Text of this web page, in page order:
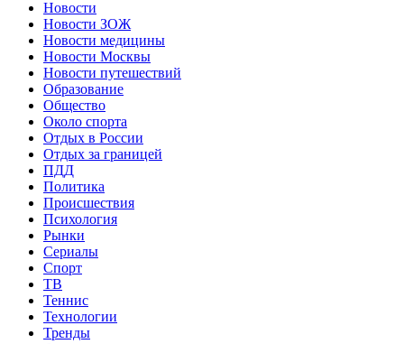
Новости
Новости ЗОЖ
Новости медицины
Новости Москвы
Новости путешествий
Образование
Общество
Около спорта
Отдых в России
Отдых за границей
ПДД
Политика
Происшествия
Психология
Рынки
Сериалы
Спорт
ТВ
Теннис
Технологии
Тренды